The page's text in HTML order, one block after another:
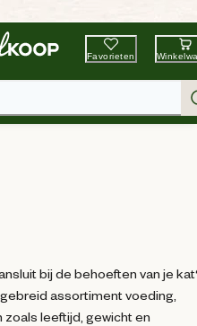
Tuin & Dier
Favorieten
bij de behoeften van je
assortiment voeding,
leeftijd, gewicht en